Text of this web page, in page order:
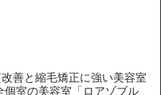
善と縮毛矯正に強い美容室
室の美容室「ロアゾブル